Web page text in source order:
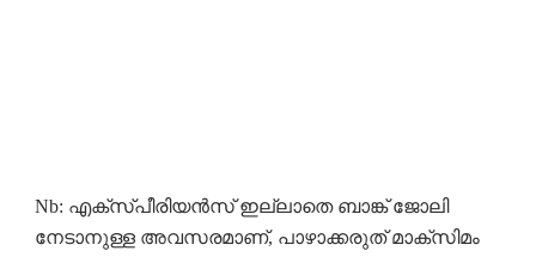
Nb: എക്സ്പീരിയൻസ് ഇല്ലാതെ ബാങ്ക് ജോലി
നേടാനുള്ള അവസരമാണ്, പാഴാക്കരുത് മാക്സിമം